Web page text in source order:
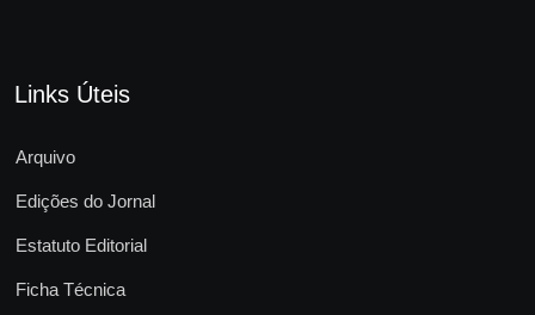
Links Úteis
Arquivo
Edições do Jornal
Estatuto Editorial
Ficha Técnica